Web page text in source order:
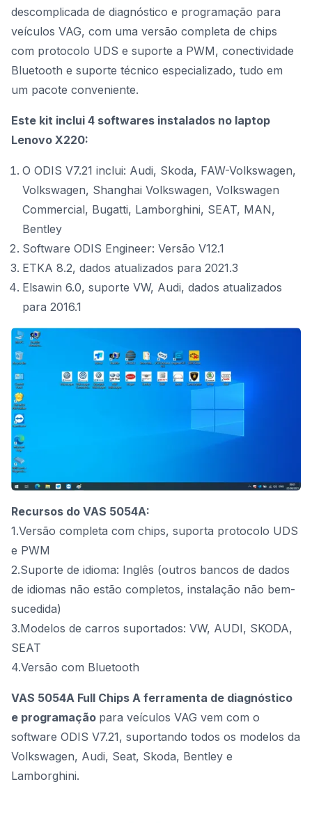
descomplicada de diagnóstico e programação para
veículos VAG, com uma versão completa de chips
com protocolo UDS e suporte a PWM, conectividade
Bluetooth e suporte técnico especializado, tudo em
um pacote conveniente.
Este kit inclui 4 softwares instalados no laptop
Lenovo X220:
O ODIS V7.21 inclui: Audi, Skoda, FAW-Volkswagen,
Volkswagen, Shanghai Volkswagen, Volkswagen
Commercial, Bugatti, Lamborghini, SEAT, MAN,
Bentley
Software ODIS Engineer: Versão V12.1
ETKA 8.2, dados atualizados para 2021.3
Elsawin 6.0, suporte VW, Audi, dados atualizados
para 2016.1
Recursos do VAS 5054A:
1.Versão completa com chips, suporta protocolo UDS
e PWM
2.Suporte de idioma: Inglês (outros bancos de dados
de idiomas não estão completos, instalação não bem-
sucedida)
3.Modelos de carros suportados: VW, AUDI, SKODA,
SEAT
4.Versão com Bluetooth
VAS 5054A Full Chips A ferramenta de diagnóstico
e programação para veículos VAG vem com o
software ODIS V7.21, suportando todos os modelos da
Volkswagen, Audi, Seat, Skoda, Bentley e
Lamborghini.